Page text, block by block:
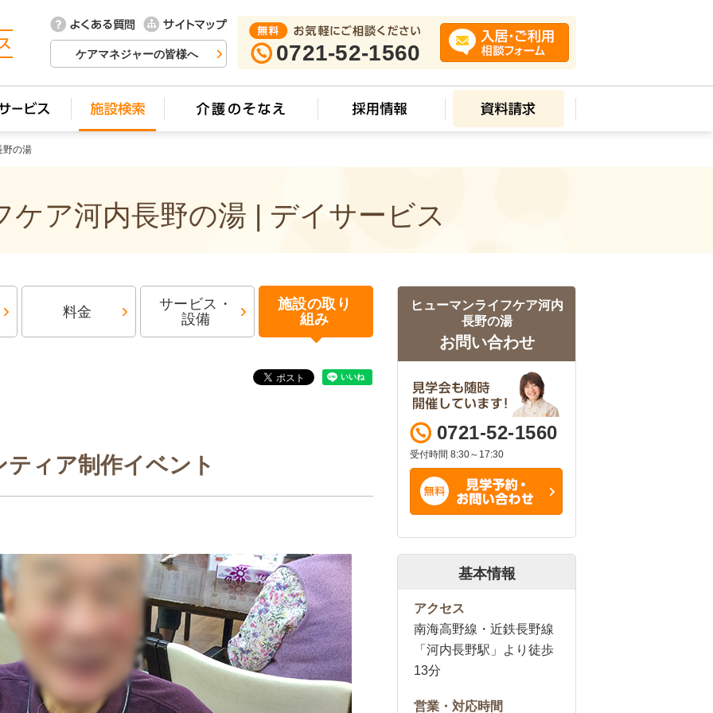
ケアマネジャーの皆様へ 0721-52-1560
野の湯
ケア河内長野の湯 | デイサービス
料金
サービス・
設備
施設の取り
組み
ティア制作イベント
ヒューマンライフケア河内
長野の湯
お問い合わせ
0721-52-1560
受付時間 8:30～17:30
基本情報
アクセス
南海高野線・近鉄長野線
「河内長野駅」より徒歩
13分
営業・対応時間